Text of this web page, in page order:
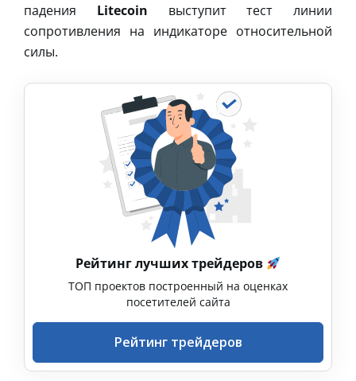
падения Litecoin выступит тест линии
сопротивления на индикаторе относительной
силы.
Рейтинг лучших трейдеров
ТОП проектов построенный на оценках
посетителей сайта
Рейтинг трейдеров